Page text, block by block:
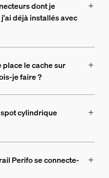
dont je
déjà installés avec
place le cache sur
je faire ?
cylindrique
Perifo se connecte-